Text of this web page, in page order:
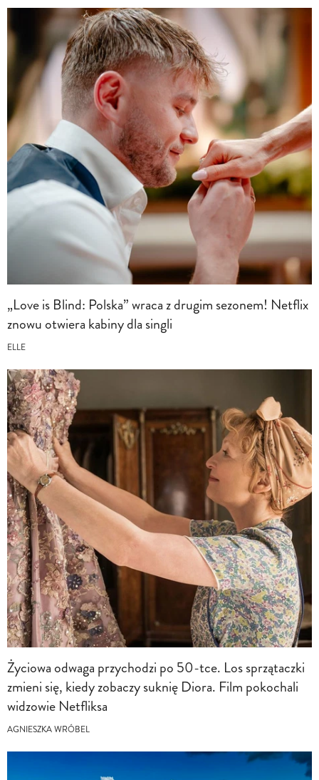
„Love is Blind: Polska” wraca z drugim sezonem! Netflix
znowu otwiera kabiny dla singli
ELLE
Życiowa odwaga przychodzi po 50-tce. Los sprzątaczki
zmieni się, kiedy zobaczy suknię Diora. Film pokochali
widzowie Netfliksa
AGNIESZKA WRÓBEL